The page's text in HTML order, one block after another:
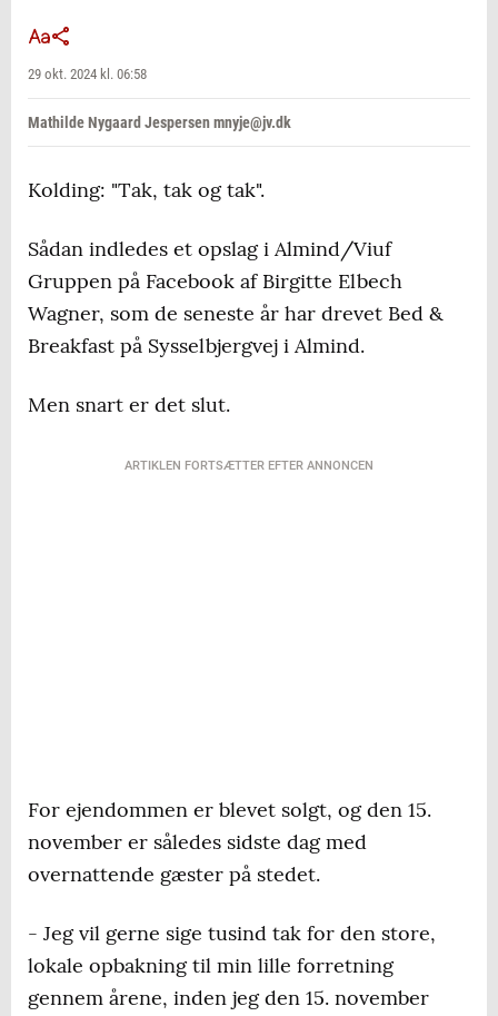
29 okt. 2024 kl. 06:58
Mathilde Nygaard Jespersen mnyje@jv.dk
Kolding: "Tak, tak og tak".
Sådan indledes et opslag i Almind/Viuf
Gruppen på Facebook af Birgitte Elbech
Wagner, som de seneste år har drevet Bed &
Breakfast på Sysselbjergvej i Almind.
Men snart er det slut.
ARTIKLEN FORTSÆTTER EFTER ANNONCEN
For ejendommen er blevet solgt, og den 15.
november er således sidste dag med
overnattende gæster på stedet.
- Jeg vil gerne sige tusind tak for den store,
lokale opbakning til min lille forretning
gennem årene, inden jeg den 15. november